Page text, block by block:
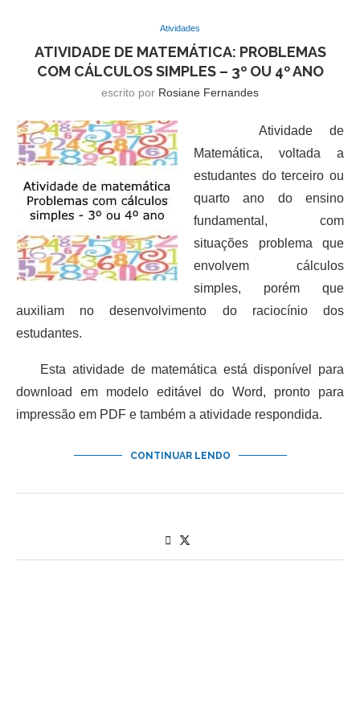
Atividades
ATIVIDADE DE MATEMÁTICA: PROBLEMAS
COM CÁLCULOS SIMPLES – 3º OU 4º ANO
escrito por Rosiane Fernandes
Atividade de
Matemática, voltada a
estudantes do terceiro ou
quarto ano do ensino
fundamental, com
situações problema que
envolvem cálculos
simples, porém que
auxiliam no desenvolvimento do raciocínio dos
estudantes.
Esta atividade de matemática está disponível para
download em modelo editável do Word, pronto para
impressão em PDF e também a atividade respondida.
CONTINUAR LENDO